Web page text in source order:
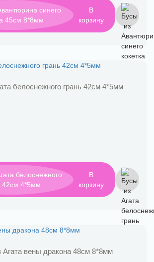
В
корзину
белоснежного грань 42см 4*5мм
В
корзину
Агата вены дракона 48см 8*8мм